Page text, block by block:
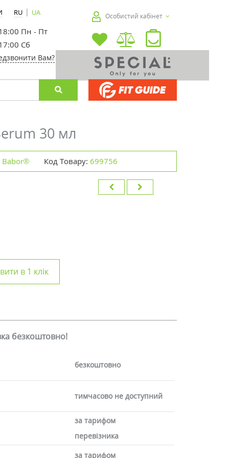
RU | UA
Пн - Пт
Сб
Вам?
Особистий кабінет
30 мл
Babor® Код Товару: 699756
в 1 клік
безкоштовно!
безкоштовно
тимчасово не доступний
за тарифом
перевізника
за тарифом